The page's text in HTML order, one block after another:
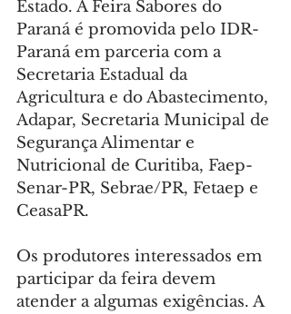
Estado. A Feira Sabores do
Paraná é promovida pelo IDR-
Paraná em parceria com a
Secretaria Estadual da
Agricultura e do Abastecimento,
Adapar, Secretaria Municipal de
Segurança Alimentar e
Nutricional de Curitiba, Faep-
Senar-PR, Sebrae/PR, Fetaep e
CeasaPR.
Os produtores interessados em
participar da feira devem
atender a algumas exigências. A